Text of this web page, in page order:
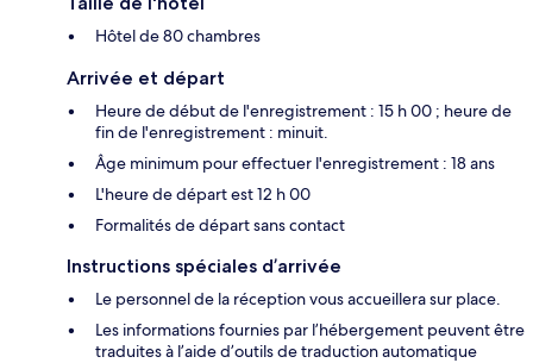
Hôtel de 80 chambres
Arrivée et départ
Heure de début de l'enregistrement : 15 h 00 ; heure de
fin de l'enregistrement : minuit.
Âge minimum pour effectuer l'enregistrement : 18 ans
L'heure de départ est 12 h 00
Formalités de départ sans contact
Instructions spéciales d’arrivée
Le personnel de la réception vous accueillera sur place.
Les informations fournies par l’hébergement peuvent être
traduites à l’aide d’outils de traduction automatique